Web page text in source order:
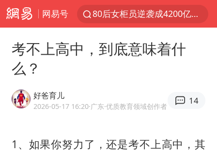
网易号
80后女柜员逆袭成4200亿银行副行长
郑国霖回应去景区上班被保安拦下
空调发明出来竟然不是为了给人降温
考不上高中，到底意味着什
么？
好爸育儿
2026-05-17 16:20·广东·优质教育领域创作者
14
1、如果你努力了，还是考不上高中，其